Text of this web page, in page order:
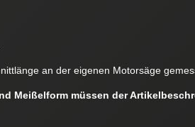
an der eigenen Motorsäge
Meißelform müssen der